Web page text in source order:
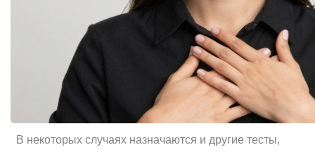
В некоторых случаях назначаются и другие тесты,